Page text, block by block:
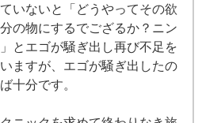
いないと「どうやってその欲
の物にするでござるか？ニン
とエゴが騒ぎ出し再び不足を
ますが、エゴが騒ぎ出したの
十分です。